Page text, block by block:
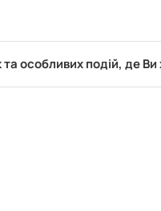
особливих подій, де